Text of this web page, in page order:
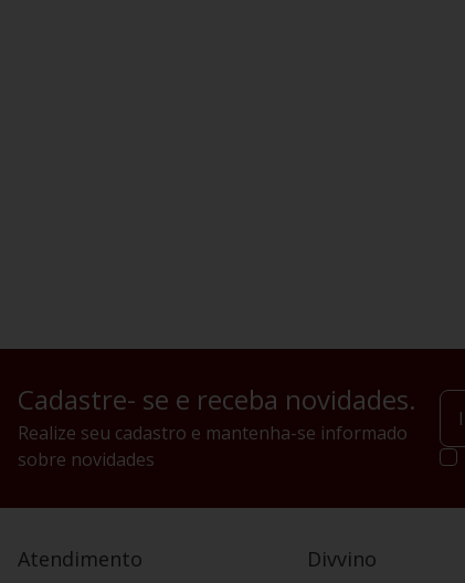
Cadastre- se e receba novidades.
Realize seu cadastro e mantenha-se informado
sobre novidades
Atendimento Divvino